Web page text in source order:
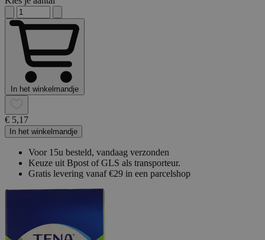
In het winkelmandje
€ 5,17
In het winkelmandje
Voor 15u besteld, vandaag verzonden
Keuze uit Bpost of GLS als transporteur.
Gratis levering vanaf €29 in een parcelshop